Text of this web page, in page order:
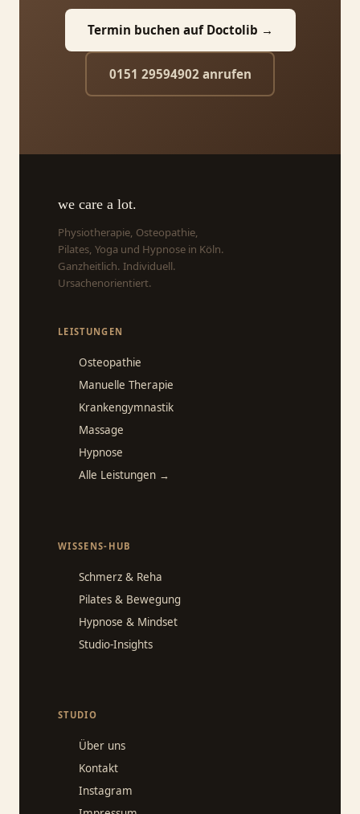
Termin buchen auf Doctolib →
0151 29594902 anrufen
we care a lot.
Physiotherapie, Osteopathie,
Pilates, Yoga und Hypnose in Köln.
Ganzheitlich. Individuell.
Ursachenorientiert.
LEISTUNGEN
Osteopathie
Manuelle Therapie
Krankengymnastik
Massage
Hypnose
Alle Leistungen →
WISSENS-HUB
Schmerz & Reha
Pilates & Bewegung
Hypnose & Mindset
Studio-Insights
STUDIO
Über uns
Kontakt
Instagram